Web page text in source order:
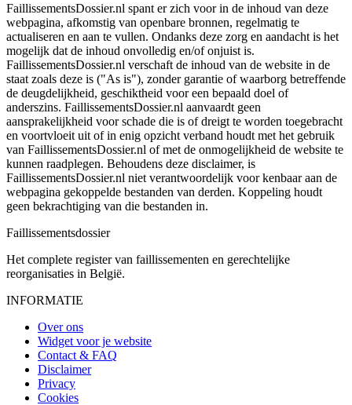
FaillissementsDossier.nl spant er zich voor in de inhoud van deze
webpagina, afkomstig van openbare bronnen, regelmatig te
actualiseren en aan te vullen. Ondanks deze zorg en aandacht is het
mogelijk dat de inhoud onvolledig en/of onjuist is.
FaillissementsDossier.nl verschaft de inhoud van de website in de
staat zoals deze is ("As is"), zonder garantie of waarborg betreffende
de deugdelijkheid, geschiktheid voor een bepaald doel of
anderszins. FaillissementsDossier.nl aanvaardt geen
aansprakelijkheid voor schade die is of dreigt te worden toegebracht
en voortvloeit uit of in enig opzicht verband houdt met het gebruik
van FaillissementsDossier.nl of met de onmogelijkheid de website te
kunnen raadplegen. Behoudens deze disclaimer, is
FaillissementsDossier.nl niet verantwoordelijk voor kenbaar aan de
webpagina gekoppelde bestanden van derden. Koppeling houdt
geen bekrachtiging van die bestanden in.
Faillissementsdossier
Het complete register van faillissementen en gerechtelijke
reorganisaties in België.
INFORMATIE
Over ons
Widget voor je website
Contact & FAQ
Disclaimer
Privacy
Cookies